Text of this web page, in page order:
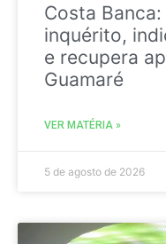
Costa
inquérito,
e recupera
Guamaré
VER MATÉRIA »
5 de agosto de 2026